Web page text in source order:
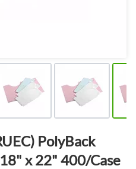
PolyBack
x 22" 400/Case